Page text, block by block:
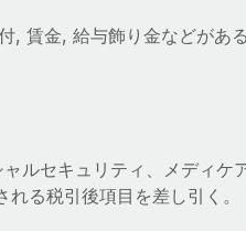
賃金, 給与飾り金などがある
ルセキュリティ、メディケ
る税引後項目を差し引く。